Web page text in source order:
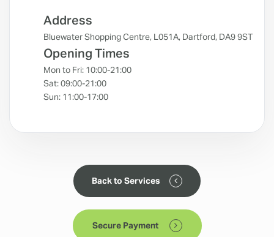
Address
Bluewater Shopping Centre, L051A, Dartford, DA9 9ST
Opening Times
Mon to Fri: 10:00-21:00
Sat: 09:00-21:00
Sun: 11:00-17:00
Back to Services
Secure Payment